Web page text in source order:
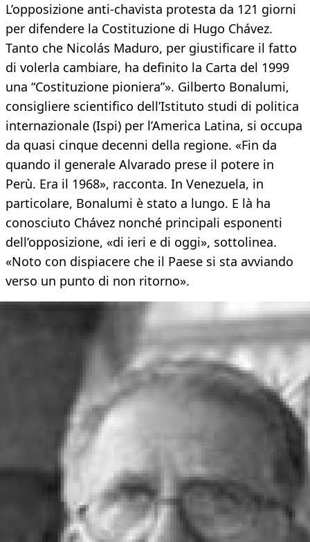
L’opposizione anti-chavista protesta da 121 giorni
per difendere la Costituzione di Hugo Chávez.
Tanto che Nicolás Maduro, per giustificare il fatto
di volerla cambiare, ha definito la Carta del 1999
una “Costituzione pioniera”». Gilberto Bonalumi,
consigliere scientifico dell’Istituto studi di politica
internazionale (Ispi) per l’America Latina, si occupa
da quasi cinque decenni della regione. «Fin da
quando il generale Alvarado prese il potere in
Perù. Era il 1968», racconta. In Venezuela, in
particolare, Bonalumi è stato a lungo. E là ha
conosciuto Chávez nonché principali esponenti
dell’opposizione, «di ieri e di oggi», sottolinea.
«Noto con dispiacere che il Paese si sta avviando
verso un punto di non ritorno».